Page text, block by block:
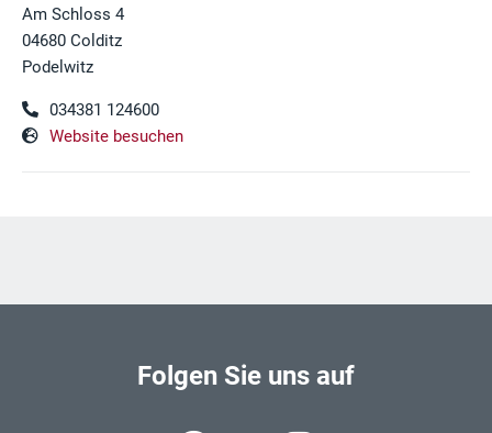
Am Schloss 4
04680 Colditz
Podelwitz
034381 124600
Website besuchen
Folgen Sie uns auf